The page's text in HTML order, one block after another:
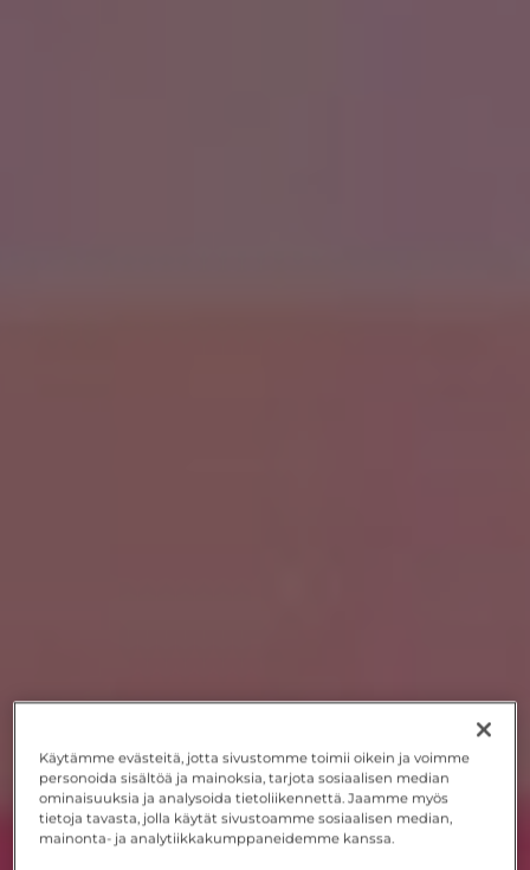
Käytämme evästeitä, jotta sivustomme toimii oikein ja voimme
personoida sisältöä ja mainoksia, tarjota sosiaalisen median
ominaisuuksia ja analysoida tietoliikennettä. Jaamme myös
tietoja tavasta, jolla käytät sivustoamme sosiaalisen median,
mainonta- ja analytiikkakumppaneidemme kanssa.